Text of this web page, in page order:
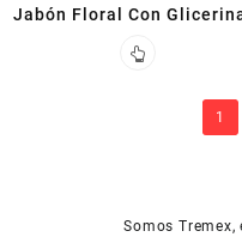
Jabón Floral Con
L
1
Somos